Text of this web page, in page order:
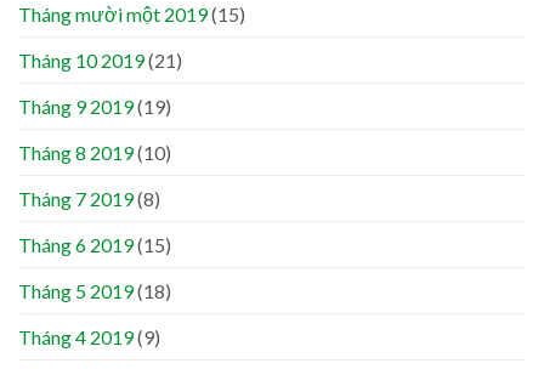
Tháng mười một 2019(15)
Tháng 10 2019(21)
Tháng 9 2019(19)
Tháng 8 2019(10)
Tháng 7 2019(8)
Tháng 6 2019(15)
Tháng 5 2019(18)
Tháng 4 2019(9)